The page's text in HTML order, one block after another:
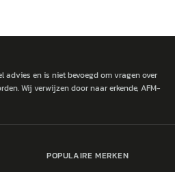
advies en is niet bevoegd om vragen over
Wij verwijzen door naar erkende, AFM-
POPULAIRE MERKEN